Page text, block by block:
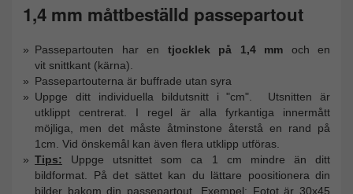
1,4 mm måttbeställd passepartout
Passepartouten har en tjocklek på 1,4 mm och en
vit snittkant (kärna).
Passepartouterna är buffrade utan syra
Uppge ditt individuella bildutsnitt i "cm". Utsnitten är
utklippt centrerat. I regel är alla fyrkantiga innermått
möjliga, men det måste åtminstone återstå en rand på
1cm. Vid önskemål kan även flera utklipp utföras.
Tips:
Uppge utsnittet som ca 1 cm mindre än ditt
bildformat. På det sättet kan du lättare poositionera din
bilder bakom din passepartout. Exempel: Fotot är 30x45